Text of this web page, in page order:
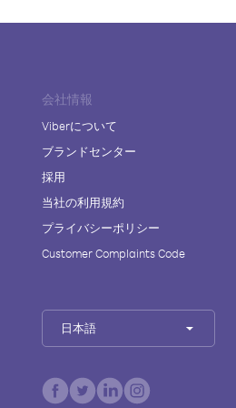
会社情報
Viberについて
ブランドセンター
採用
当社の利用規約
プライバシーポリシー
Customer Complaints Code
日本語